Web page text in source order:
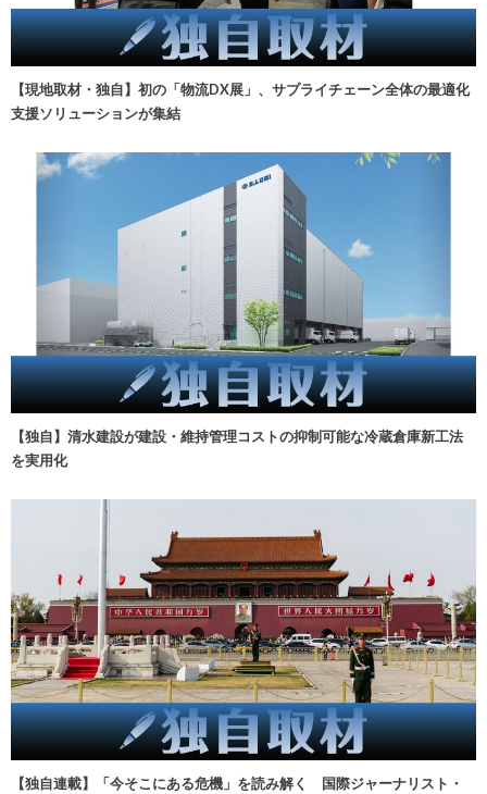
【現地取材・独自】初の「物流DX展」、サプライチェーン全体の最適化
支援ソリューションが集結
【独自】清水建設が建設・維持管理コストの抑制可能な冷蔵倉庫新工法
を実用化
【独自連載】「今そこにある危機」を読み解く 国際ジャーナリスト・